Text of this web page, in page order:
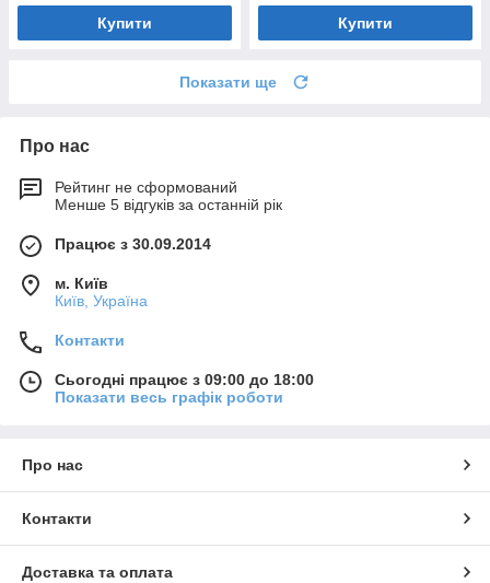
Купити Купити
Показати ще
Про нас
Рейтинг не сформований
Менше 5 відгуків за останній рік
Працює з 30.09.2014
м. Київ
Київ, Україна
Контакти
Сьогодні працює з 09:00 до 18:00
Показати весь графік роботи
Про нас
Контакти
Доставка та оплата